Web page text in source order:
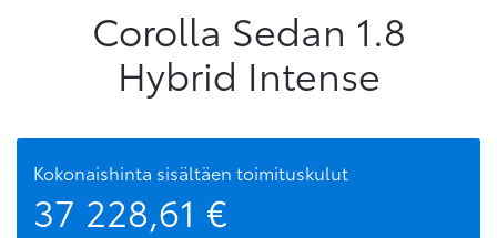
Corolla Sedan 1.8
Hybrid Intense
Kokonaishinta sisältäen toimituskulut
37 228,61 €